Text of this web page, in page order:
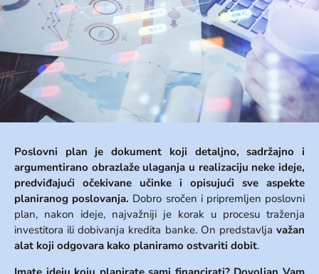
Poslovni plan je dokument koji detaljno, sadržajno i
argumentirano obrazlaže ulaganja u realizaciju neke ideje,
predviđajući očekivane učinke i opisujući sve aspekte
planiranog poslovanja. Dobro sročen i pripremljen poslovni
plan, nakon ideje, najvažniji je korak u procesu traženja
investitora ili dobivanja kredita banke. On predstavlja važan
alat koji odgovara kako planiramo ostvariti dobit.